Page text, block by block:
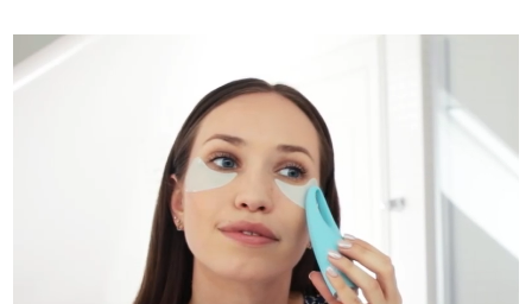
Suiza Entrega prevista8/11/26
Entrega prevista 8/16/26
Entrega prevista
Entrega prevista 8/12/26
Emiratos Árabes
Entrega prevista